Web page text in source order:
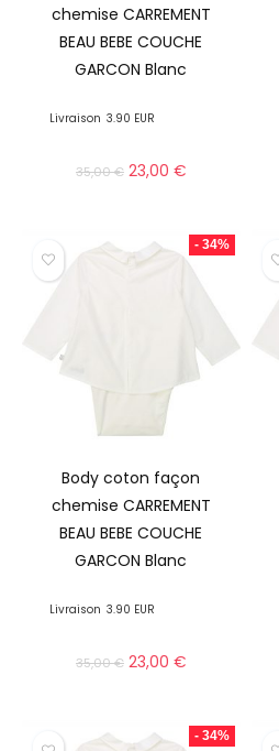
chemise CARREMENT
BEAU BEBE COUCHE
GARCON Blanc
Livraison 3.90 EUR
35,00€ 23,00 €
- 34%
Body coton façon
chemise CARREMENT
BEAU BEBE COUCHE
GARCON Blanc
Livraison 3.90 EUR
35,00€ 23,00 €
- 34%